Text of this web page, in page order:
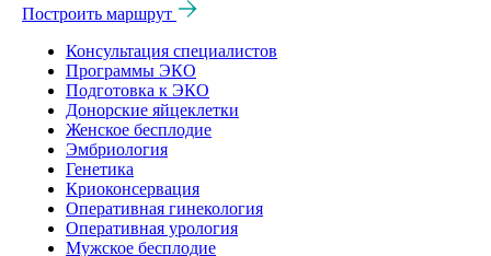
Построить маршрут
Консультация специалистов
Программы ЭКО
Подготовка к ЭКО
Донорские яйцеклетки
Женское бесплодие
Эмбриология
Генетика
Криоконсервация
Оперативная гинекология
Оперативная урология
Мужское бесплодие